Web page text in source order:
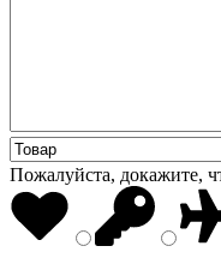
Пожалуйста, докажите,